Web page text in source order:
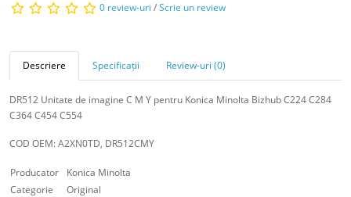
0 review-uri /Scrie un review
Descriere Specificații Review-uri (0)
DR512 Unitate de imagine C M Y pentru Konica Minolta Bizhub C224 C284
C364 C454 C554
COD OEM: A2XN0TD, DR512CMY
Producator
Konica Minolta
Categorie
Original